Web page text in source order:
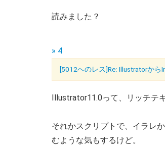
読みました？
» 4
[5012へのレス]Re: Illustratorから
Illustrator11.0って、リッチテ
それかスクリプトで、イラレ
むような気もするけど。